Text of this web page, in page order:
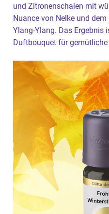
und Zitronenschalen mit
Nuance von Nelke und
Ylang-Ylang. Das Ergebnis
Duftbouquet für gemütliche